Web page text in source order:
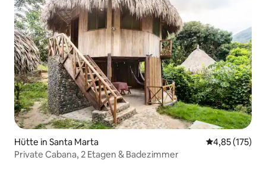
Hütte in Santa Marta
4,85 (175)
Private Cabana, 2 Etagen & Badezimmer